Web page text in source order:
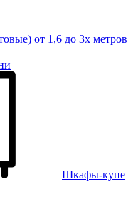
от 1,6 до 3х метров
Шкафы-купе